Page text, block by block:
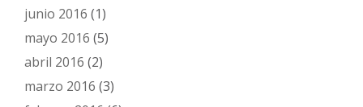
junio 2016 (1)
mayo 2016 (5)
abril 2016 (2)
marzo 2016 (3)